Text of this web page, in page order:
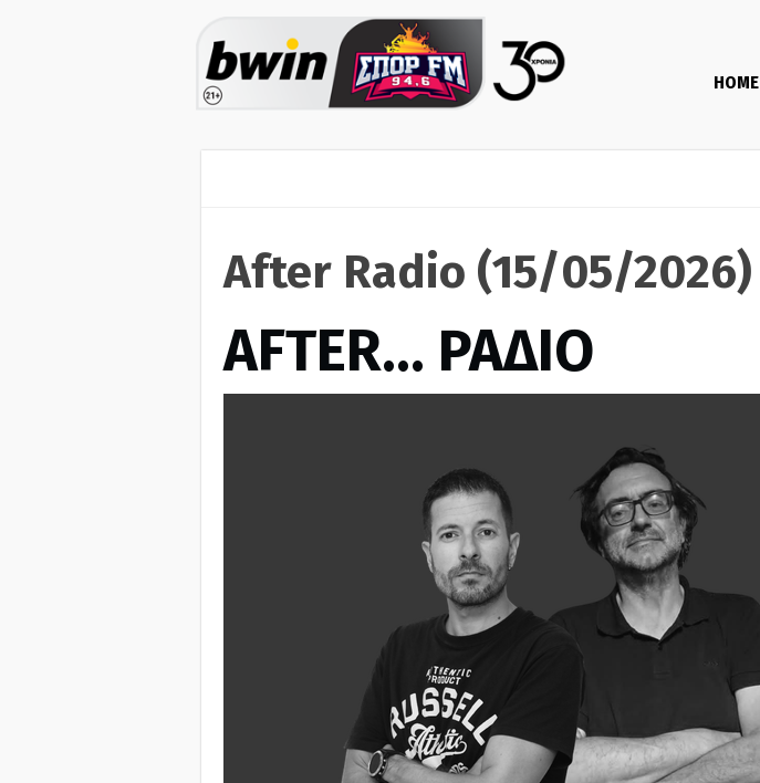
HOME
After Radio (15/05/2026)
AFTER… ΡΑΔΙΟ